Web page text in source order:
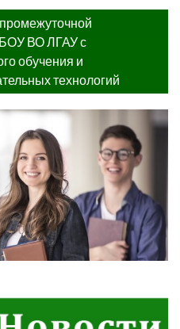
ВО ЛГАУ с
обучения и
технологий